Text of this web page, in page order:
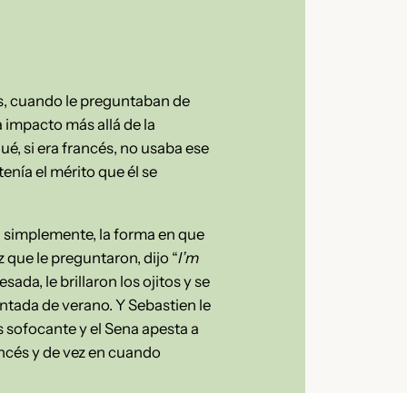
cuando le preguntaban de
más allá de la
si era francés, no usaba ese
el mérito que él se
la forma en que
que le preguntaron, dijo “I’m
le brillaron los ojitos y se
de verano. Y Sebastien le
y el Sena apesta a
y de vez en cuando